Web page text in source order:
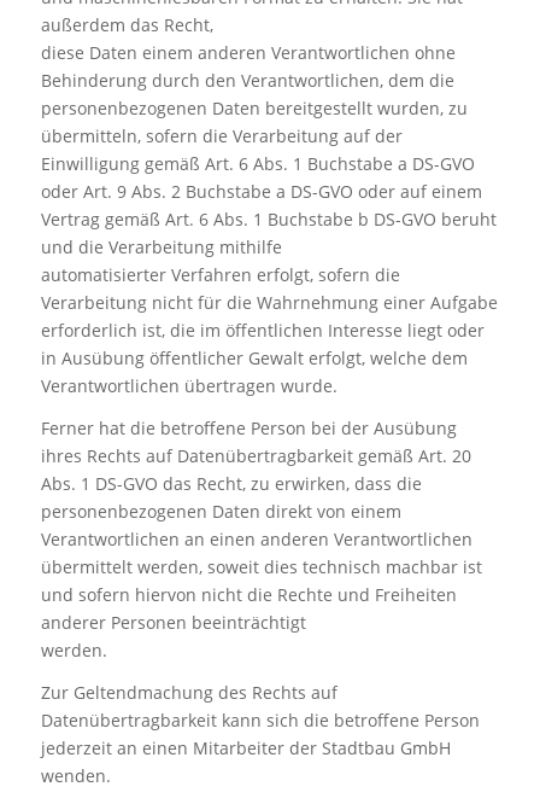
außerdem das Recht,
diese Daten einem anderen Verantwortlichen ohne
Behinderung durch den Verantwortlichen, dem die
personenbezogenen Daten bereitgestellt wurden, zu
übermitteln, sofern die Verarbeitung auf der
Einwilligung gemäß Art. 6 Abs. 1 Buchstabe a DS-GVO
oder Art. 9 Abs. 2 Buchstabe a DS-GVO oder auf einem
Vertrag gemäß Art. 6 Abs. 1 Buchstabe b DS-GVO beruht
und die Verarbeitung mithilfe
automatisierter Verfahren erfolgt, sofern die
Verarbeitung nicht für die Wahrnehmung einer Aufgabe
erforderlich ist, die im öffentlichen Interesse liegt oder
in Ausübung öffentlicher Gewalt erfolgt, welche dem
Verantwortlichen übertragen wurde.
Ferner hat die betroffene Person bei der Ausübung
ihres Rechts auf Datenübertragbarkeit gemäß Art. 20
Abs. 1 DS-GVO das Recht, zu erwirken, dass die
personenbezogenen Daten direkt von einem
Verantwortlichen an einen anderen Verantwortlichen
übermittelt werden, soweit dies technisch machbar ist
und sofern hiervon nicht die Rechte und Freiheiten
anderer Personen beeinträchtigt
werden.
Zur Geltendmachung des Rechts auf
Datenübertragbarkeit kann sich die betroffene Person
jederzeit an einen Mitarbeiter der Stadtbau GmbH
wenden.